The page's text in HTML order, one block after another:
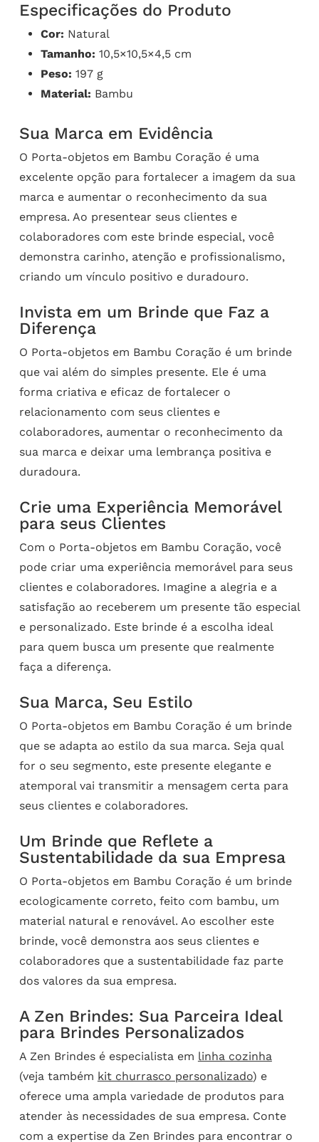
Especificações do Produto
Cor: Natural
Tamanho: 10,5×10,5×4,5 cm
Peso: 197 g
Material: Bambu
Sua Marca em Evidência
O Porta-objetos em Bambu Coração é uma
excelente opção para fortalecer a imagem da sua
marca e aumentar o reconhecimento da sua
empresa. Ao presentear seus clientes e
colaboradores com este brinde especial, você
demonstra carinho, atenção e profissionalismo,
criando um vínculo positivo e duradouro.
Invista em um Brinde que Faz a
Diferença
O Porta-objetos em Bambu Coração é um brinde
que vai além do simples presente. Ele é uma
forma criativa e eficaz de fortalecer o
relacionamento com seus clientes e
colaboradores, aumentar o reconhecimento da
sua marca e deixar uma lembrança positiva e
duradoura.
Crie uma Experiência Memorável
para seus Clientes
Com o Porta-objetos em Bambu Coração, você
pode criar uma experiência memorável para seus
clientes e colaboradores. Imagine a alegria e a
satisfação ao receberem um presente tão especial
e personalizado. Este brinde é a escolha ideal
para quem busca um presente que realmente
faça a diferença.
Sua Marca, Seu Estilo
O Porta-objetos em Bambu Coração é um brinde
que se adapta ao estilo da sua marca. Seja qual
for o seu segmento, este presente elegante e
atemporal vai transmitir a mensagem certa para
seus clientes e colaboradores.
Um Brinde que Reflete a
Sustentabilidade da sua Empresa
O Porta-objetos em Bambu Coração é um brinde
ecologicamente correto, feito com bambu, um
material natural e renovável. Ao escolher este
brinde, você demonstra aos seus clientes e
colaboradores que a sustentabilidade faz parte
dos valores da sua empresa.
A Zen Brindes: Sua Parceira Ideal
para Brindes Personalizados
A Zen Brindes é especialista em linha cozinha
(veja também kit churrasco personalizado) e
oferece uma ampla variedade de produtos para
atender às necessidades de sua empresa. Conte
com a expertise da Zen Brindes para encontrar o